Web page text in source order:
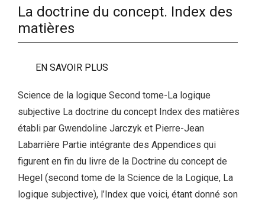
La doctrine du concept. Index des
matières
EN SAVOIR PLUS
Science de la logique Second tome-La logique
subjective La doctrine du concept Index des matières
établi par Gwendoline Jarczyk et Pierre-Jean
Labarrière Partie intégrante des Appendices qui
figurent en fin du livre de la Doctrine du concept de
Hegel (second tome de la Science de la Logique, La
logique subjective), l’Index que voici, étant donné son